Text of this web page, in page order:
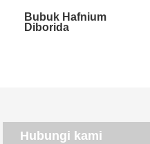
Bubuk Hafnium
Diborida
Hubungi kami